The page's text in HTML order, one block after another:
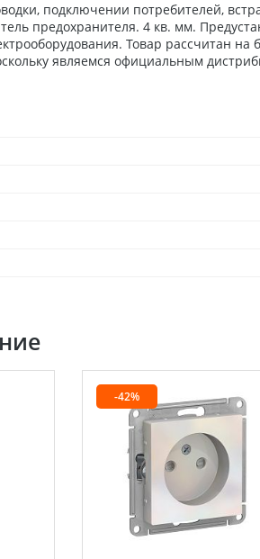
подключении потребителей,
предохранителя. 4 кв. мм.
Товар рассчитан
являемся официальным
-42%